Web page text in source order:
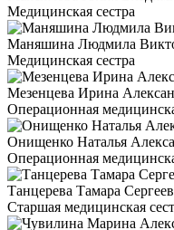
Медицинская сестра
Маняшина Людмила
Медицинская сестра
Мезенцева Ирина
Операционная
Онищенко Наталья
Операционная
Танцерева Тамара
Старшая медицинская